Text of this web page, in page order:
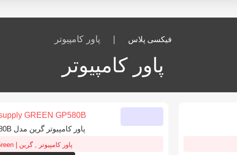
فیکسی پلاس پاور کامپیوتر
پاور کامپیوتر
پاور کامپیوتر گرین مدل GP580B
پاور کامپیوتر ,گرین | Green